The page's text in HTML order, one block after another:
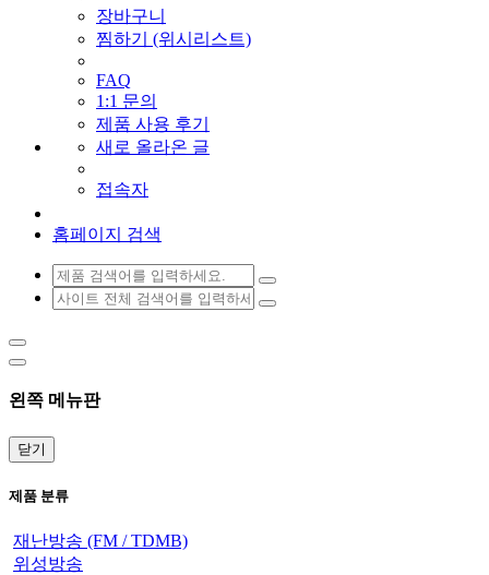
장바구니
찜하기 (위시리스트)
FAQ
1:1 문의
제품 사용 후기
새로 올라온 글
접속자
홈페이지 검색
왼쪽 메뉴판
닫기
제품 분류
재난방송 (FM / TDMB)
위성방송